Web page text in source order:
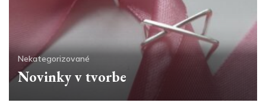
Nekategorizované
Novinky v tvorbe